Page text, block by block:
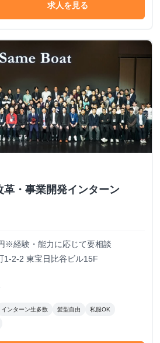
求人を見る
・事業開発インターン
※経験・能力に応じて要相談
1-2-2 東宝日比谷ビル15F
インターン生多数 髪型自由 私服OK